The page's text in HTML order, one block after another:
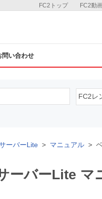
FC2動
FC2トップ
問い合わせ
ーバーLite マニュアル
ーバーLite マ